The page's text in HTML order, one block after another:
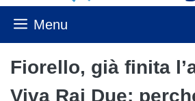
contenuto
Menu
Fiorello, già finita
Viva Rai Due: